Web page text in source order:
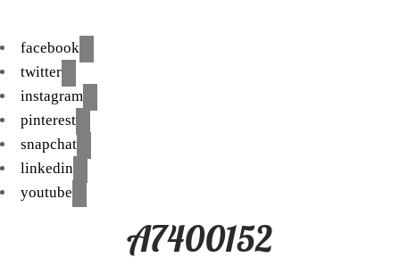
facebook
twitter
instagram
pinterest
snapchat
linkedin
youtube
A7400152